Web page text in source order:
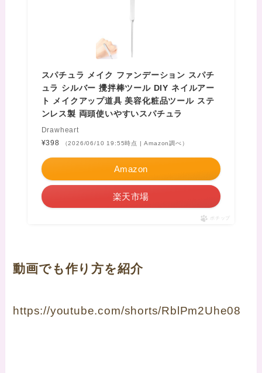
スパチュラ メイク ファンデーション スパチ
ュラ シルバー 攪拌棒ツール DIY ネイルアー
ト メイクアップ道具 美容化粧品ツール ステ
ンレス製 両頭使いやすいスパチュラ
Drawheart
¥398
（2026/06/10 19:55時点 | Amazon調べ）
Amazon
楽天市場
ポチップ
動画でも作り方を紹介
https://youtube.com/shorts/RblPm2Uhe08